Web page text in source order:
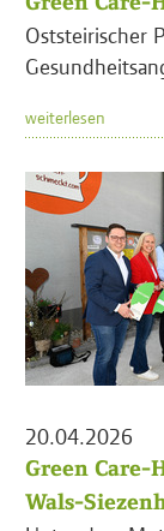
Oststeirischer
weiterlesen
20.04.2026
Green
Wals-